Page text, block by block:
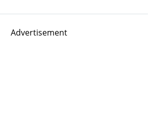
Advertisement